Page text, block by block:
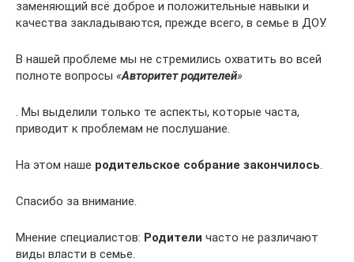
заменяющий всё доброе и положительные навыки и
качества закладываются, прежде всего, в семье в ДОУ.
В нашей проблеме мы не стремились охватить во всей
полноте вопросы «Авторитет родителей»
. Мы выделили только те аспекты, которые часта,
приводит к проблемам не послушание.
На этом наше родительское собрание закончилось.
Спасибо за внимание.
Мнение специалистов: Родители часто не различают
виды власти в семье.